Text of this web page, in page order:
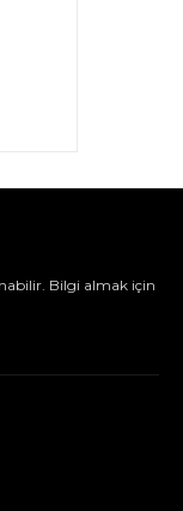
Bilgi almak için